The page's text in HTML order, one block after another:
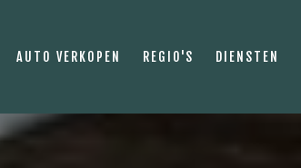
AUTO VERKOPEN REGIO'S DIENSTEN